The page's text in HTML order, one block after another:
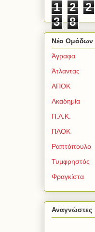
1 2 2
3
8
Νέα Ομάδων
Άγραφα
Άτλαντας
ΑΠΟΚ
Ακαδημία
Π.Α.Κ.
ΠΑΟΚ
Ραπτόπουλο
Τυμφρηστός
Φραγκίστα
Αναγνώστες